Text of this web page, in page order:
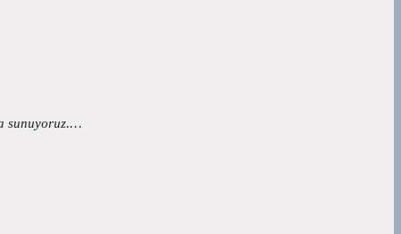
sunuyoruz.…